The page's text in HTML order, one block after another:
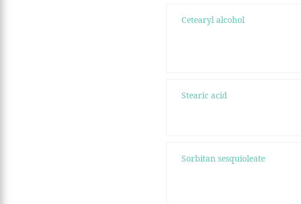
Cetearyl alcohol
Stearic acid
Sorbitan sesquioleate